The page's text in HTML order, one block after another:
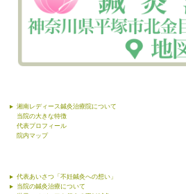
湘南レディース鍼灸治療院について
当院の大きな特徴
代表プロフィール
院内マップ
代表あいさつ「不妊鍼灸への想い」
当院の鍼灸治療について